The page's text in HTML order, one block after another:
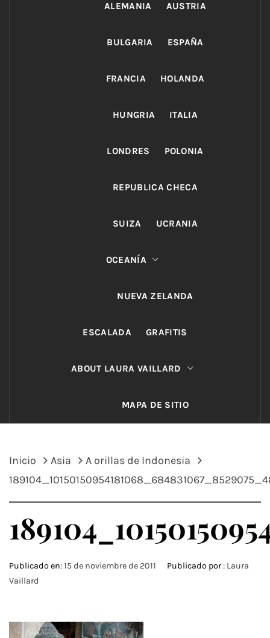
ALEMANIA AUSTRIA
BULGARIA ESPAÑA
FRANCIA HOLANDA
HUNGRIA ITALIA
LONDRES POLONIA
REPUBLICA CHECA
SUIZA UCRANIA
OCEANÍA
NUEVA ZELANDA
ESCALADA GRAFITIS
ABOUT LAURA VAILLARD
MAPA DE SITIO
Inicio Asia
A orillas de Indonesia
Publicado en:15 de noviembre de 2011 Publicado por : Laura
Vaillard